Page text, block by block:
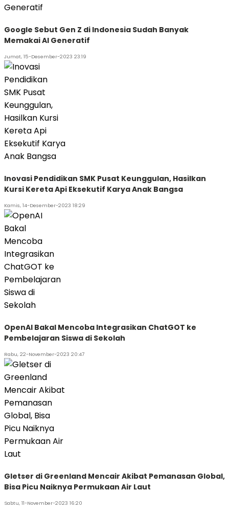
Google Sebut Gen Z di Indonesia Sudah Banyak
Memakai AI Generatif
Jumat, 15-Desember-2023 23:19
Inovasi Pendidikan SMK Pusat Keunggulan, Hasilkan
Kursi Kereta Api Eksekutif Karya Anak Bangsa
Kamis, 14-Desember-2023 18:29
OpenAI Bakal Mencoba Integrasikan ChatGOT ke
Pembelajaran Siswa di Sekolah
Rabu, 22-November-2023 20:47
Gletser di Greenland Mencair Akibat Pemanasan Global,
Bisa Picu Naiknya Permukaan Air Laut
Sabtu, 11-November-2023 16:20